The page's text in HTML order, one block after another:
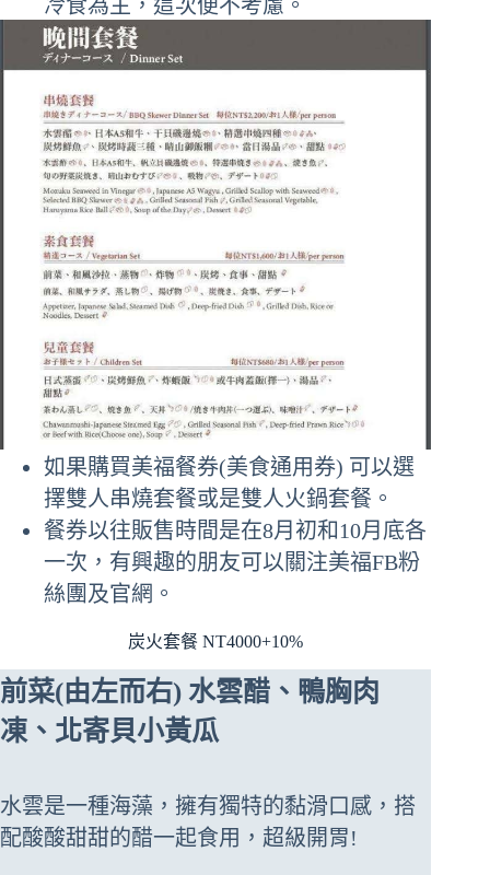
冷食為主，這次便不考慮。
如果購買美福餐券(美食通用券) 可以選
擇雙人串燒套餐或是雙人火鍋套餐。
餐券以往販售時間是在8月初和10月底各
一次，有興趣的朋友可以關注美福FB粉
絲團及官網。
炭火套餐 NT4000+10%
前菜(由左而右) 水雲醋、鴨胸肉
凍、北寄貝小黃瓜
水雲是一種海藻，擁有獨特的黏滑口感，搭
配酸酸甜甜的醋一起食用，超級開胃!